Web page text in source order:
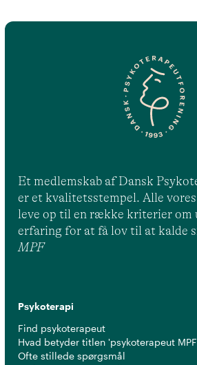
Et medlemskab af Dansk
er et kvalitetsstempel. Alle
leve op til en række kriterier om
erfaring for at få lov til at kalde
MPF
Psykoterapi
Find psykoterapeut
Hvad betyder titlen 'psykoterapeut
Ofte stillede spørgsmål